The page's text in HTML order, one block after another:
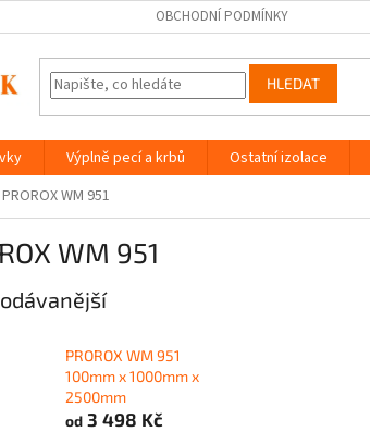
OBCHODNÍ PODMÍNKY
HLEDAT
Výplně pecí a krbů Ostatní izolace
PROROX WM 951
WM 951
PROROX WM 951
100mm x 1000mm x
2500mm
od 3 498 Kč